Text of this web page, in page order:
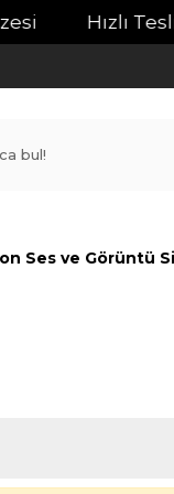
Hızlı
Ses ve Görüntü